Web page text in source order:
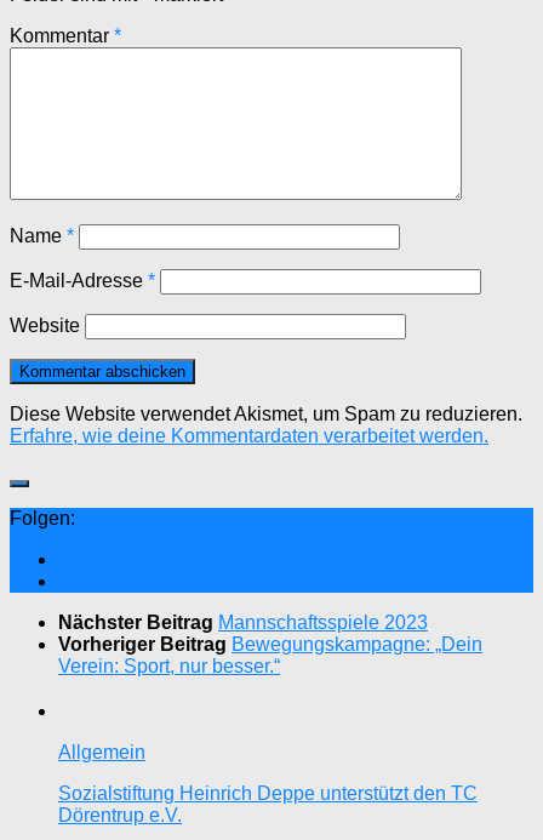
Kommentar *
Name *
E-Mail-Adresse *
Website
Diese Website verwendet Akismet, um Spam zu reduzieren.
Erfahre, wie deine Kommentardaten verarbeitet werden.
Folgen:
Nächster Beitrag Mannschaftsspiele 2023
Vorheriger Beitrag Bewegungskampagne: „Dein
Verein: Sport, nur besser.“
Allgemein
Sozialstiftung Heinrich Deppe unterstützt den TC
Dörentrup e.V.